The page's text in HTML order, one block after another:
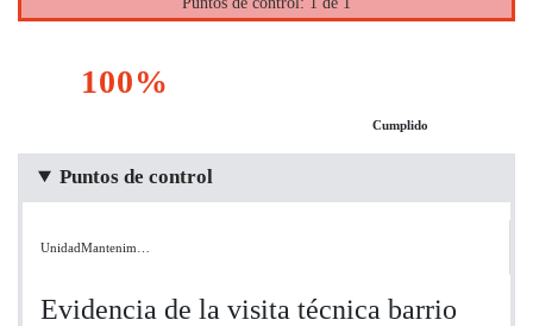
100%
Cumplido
Puntos de control
UnidadMantenim…
Evidencia de la visita técnica barrio